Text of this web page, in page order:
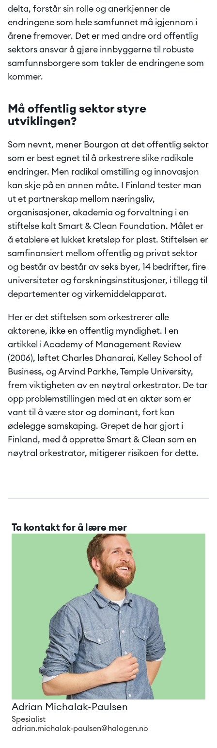
delta, forstår sin rolle og anerkjenner de
endringene som hele samfunnet må igjennom i
årene fremover. Det er med andre ord offentlig
sektors ansvar å gjøre innbyggerne til robuste
samfunnsborgere som takler de endringene som
kommer.
Må offentlig sektor styre
utviklingen?
Som nevnt, mener Bourgon at det offentlig sektor
som er best egnet til å orkestrere slike radikale
endringer. Men radikal omstilling og innovasjon
kan skje på en annen måte. I Finland tester man
ut et partnerskap mellom næringsliv,
organisasjoner, akademia og forvaltning i en
stiftelse kalt Smart & Clean Foundation. Målet er
å etablere et lukket kretsløp for plast. Stiftelsen er
samfinansiert mellom offentlig og privat sektor
og består av består av seks byer, 14 bedrifter, fire
universiteter og forskningsinstitusjoner, i tillegg til
departementer og virkemiddelapparat.
Her er det stiftelsen som orkestrerer alle
aktørene, ikke en offentlig myndighet. I en
artikkel i Academy of Management Review
(2006), løftet Charles Dhanarai, Kelley School of
Business, og Arvind Parkhe, Temple University,
frem viktigheten av en nøytral orkestrator. De tar
opp problemstillingen med at en aktør som er
vant til å være stor og dominant, fort kan
ødelegge samskaping. Grepet de har gjort i
Finland, med å opprette Smart & Clean som en
nøytral orkestrator, mitigerer risikoen for dette.
Ta kontakt for å lære mer
Adrian Michalak-Paulsen
Spesialist
adrian.michalak-paulsen@halogen.no